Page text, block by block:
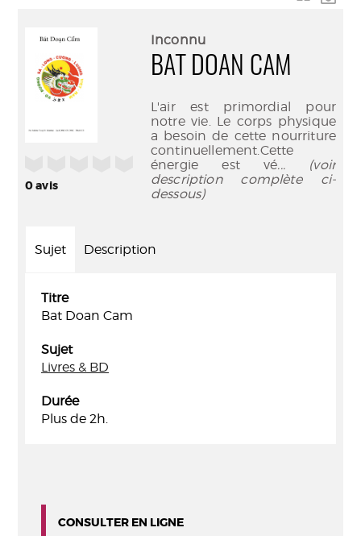
0avis
Inconnu
BAT DOAN CAM
L'air est primordial pour
notre vie. Le corps physique
a besoin de cette nourriture
continuellement.Cette
énergie est vé... (voir
description complète ci-
dessous)
Sujet Description
Titre
Bat Doan Cam
Sujet
Livres & BD
Durée
Plus de 2h.
CONSULTER EN LIGNE